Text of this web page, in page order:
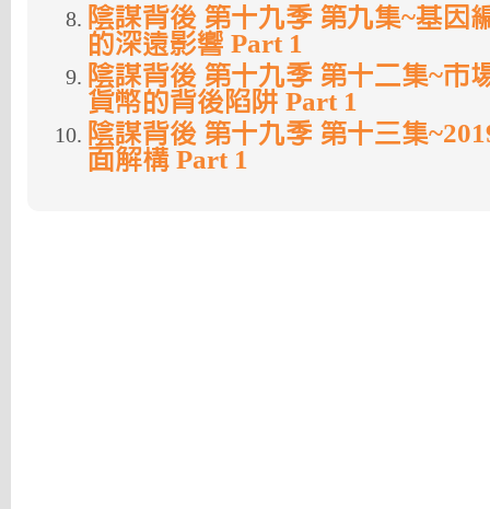
陰謀背後 第十九季 第九集~基因
的深遠影響 Part 1
陰謀背後 第十九季 第十二集~市
貨幣的背後陷阱 Part 1
陰謀背後 第十九季 第十三集
面解構 Part 1